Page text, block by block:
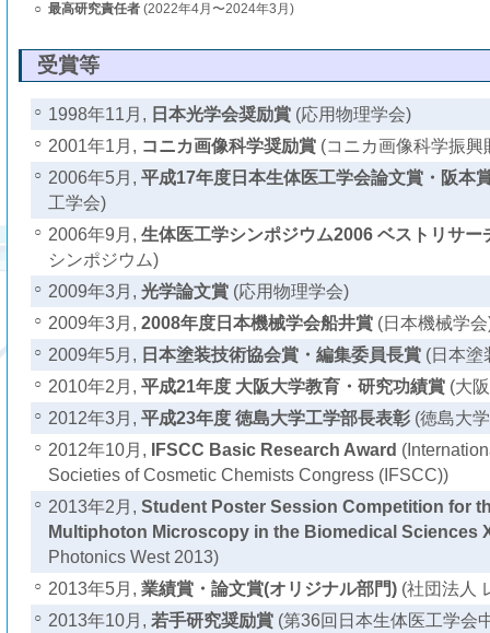
○ 最高研究責任者(2022年4月〜2024年3月)
受賞等
○ 1998年11月, 日本光学会奨励賞(応用物理学会)
○ 2001年1月, コニカ画像科学奨励賞(コニカ画像科学振興
○ 2006年5月, 平成17年度日本生体医工学会論文賞・阪本
工学会)
○ 2006年9月, 生体医工学シンポジウム2006 ベストリサー
シンポジウム)
○ 2009年3月, 光学論文賞(応用物理学会)
○ 2009年3月, 2008年度日本機械学会船井賞(日本機械学会
○ 2009年5月, 日本塗装技術協会賞・編集委員長賞(日本塗
○ 2010年2月, 平成21年度 大阪大学教育・研究功績賞(大
○ 2012年3月, 平成23年度 徳島大学工学部長表彰(徳島大
○ 2012年10月, IFSCC Basic Research Award
Societies of Cosmetic Chemists Congress (IFSCC))
○ 2013年2月, Student Poster Session Competition for
Multiphoton Microscopy in the Biomedical Sciences
Photonics West 2013)
○ 2013年5月, 業績賞・論文賞(オリジナル部門)(社団法人
○ 2013年10月, 若手研究奨励賞(第36回日本生体医工学会